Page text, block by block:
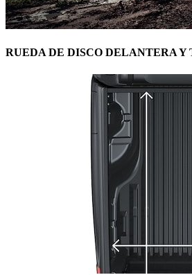
RUEDA DE DISCO DELANTERA Y